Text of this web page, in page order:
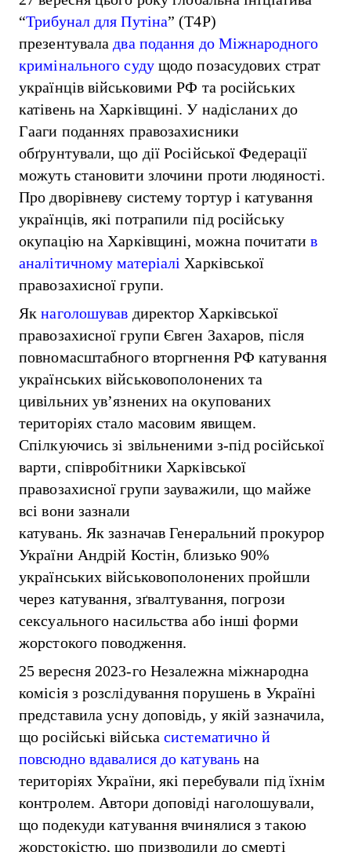
“Трибунал для Путіна” (T4P)
презентувала два подання до Міжнародного
кримінального судущодо позасудових страт
українців військовими РФ та російських
катівень на Харківщині. У надісланих до
Гааги поданнях правозахисники
обґрунтували, що дії Російської Федерації
можуть становити злочини проти людяності.
Про дворівневу систему тортур і катування
українців, які потрапили під російську
окупацію на Харківщині, можна почитати в
аналітичному матеріалі Харківської
правозахисної групи.
Якнаголошував директор Харківської
правозахисної групи Євген Захаров, після
повномасштабного вторгнення РФ катування
українських військовополонених та
цивільних ув’язнених на окупованих
територіях стало масовим явищем.
Спілкуючись зі звільненими з-під російської
варти, співробітники Харківської
правозахисної групи зауважили, що майже
всі вони зазнали
катувань. Як зазначав Генеральний прокурор
України Андрій Костін, близько 90%
українських військовополонених пройшли
через катування, зґвалтування, погрози
сексуального насильства або інші форми
жорстокого поводження.
25 вересня 2023-го Незалежна міжнародна
комісія з розслідування порушень в Україні
представила усну доповідь, у якій зазначила,
що російські військасистематично й
повсюдно вдавалися до катувань на
територіях України, які перебували під їхнім
контролем. Автори доповіді наголошували,
що подекуди катування вчинялися з такою
жорстокістю, що призводили до смерті